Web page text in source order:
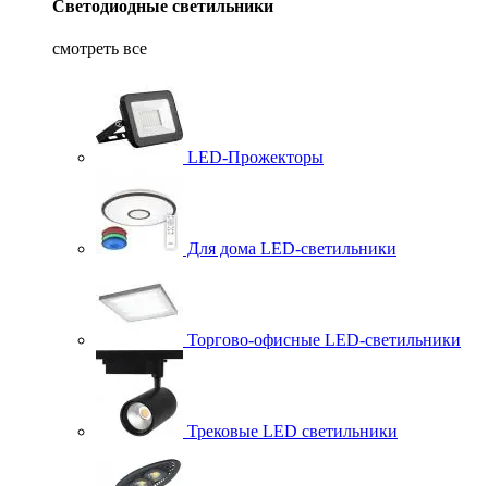
Светодиодные светильники
смотреть все
LED-Прожекторы
Для дома LED-светильники
Торгово-офисные LED-светильники
Трековые LED светильники